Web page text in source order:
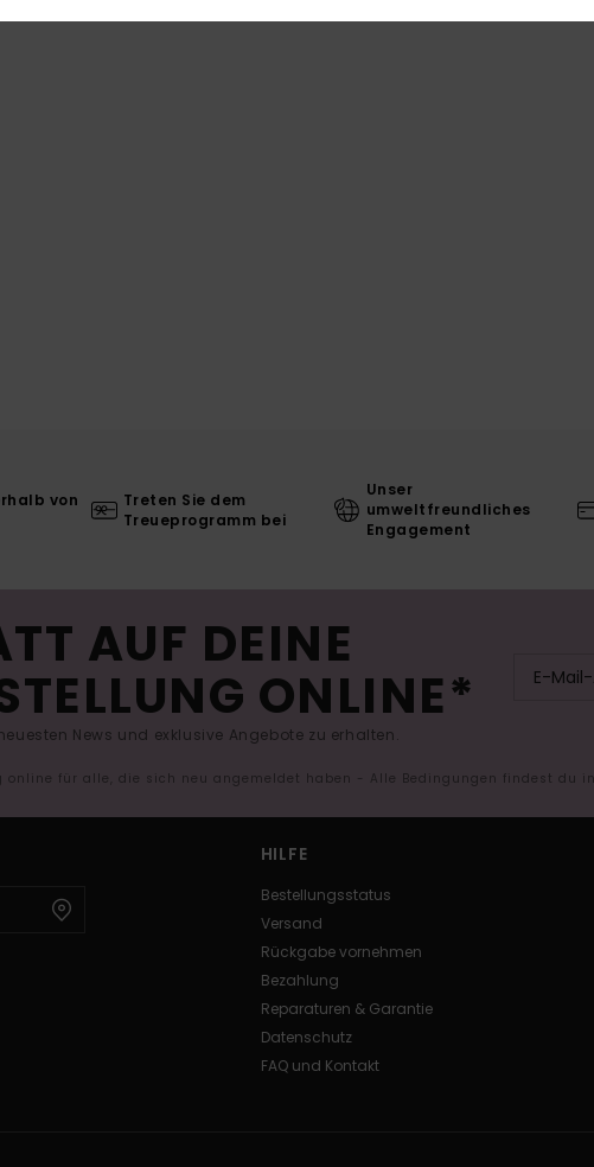
von
Treten Sie dem
Treueprogramm bei
Unser
umweltfreundliches
Engagement
AUF DEINE
ONLINE*
News und exklusive Angebote zu erhalten.
für alle, die sich neu angemeldet haben - Alle Bedingungen findest du
HILFE
Bestellungsstatus
Versand
Rückgabe vornehmen
Bezahlung
Reparaturen & Garantie
Datenschutz
FAQ und Kontakt